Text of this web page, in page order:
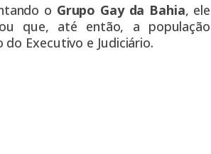
o Grupo Gay da Bahia, ele
que, até então, a população
Executivo e Judiciário.